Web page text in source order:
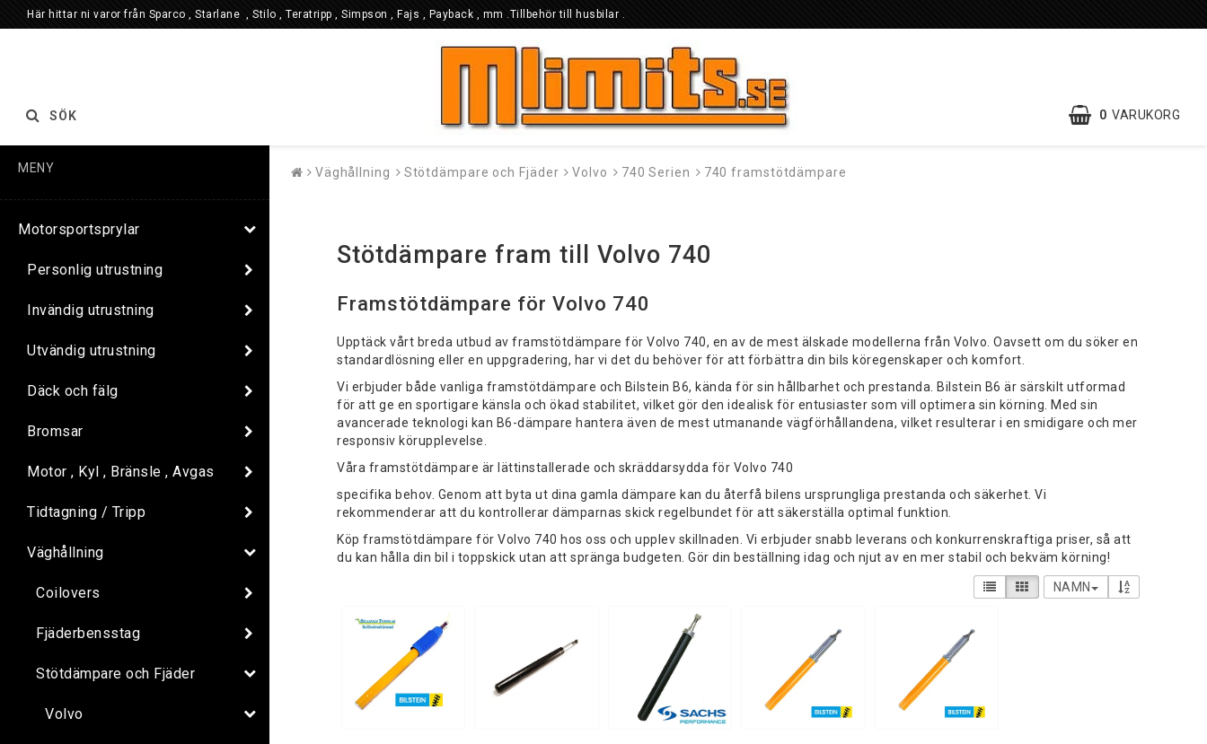
Här hittar ni varor från Sparco , Starlane , Stilo , Teratripp , Simpson , Fajs , Payback , mm .Tillbehör till husbilar .
0 VARUKORG
SÖK
MENY
Motorsportsprylar
Personlig utrustning
Invändig utrustning
Utvändig utrustning
Däck och fälg
Bromsar
Motor , Kyl , Bränsle , Avgas
Tidtagning / Tripp
Väghållning
Coilovers
Fjäderbensstag
Stötdämpare och Fjäder
Volvo
Väghållning Stötdämpare och Fjäder Volvo 740 Serien 740 framstötdämpare
Stötdämpare fram till Volvo 740
Framstötdämpare för Volvo 740
Upptäck vårt breda utbud av framstötdämpare för Volvo 740, en av de mest älskade modellerna från Volvo. Oavsett om du söker en
standardlösning eller en uppgradering, har vi det du behöver för att förbättra din bils köregenskaper och komfort.
Vi erbjuder både vanliga framstötdämpare och Bilstein B6, kända för sin hållbarhet och prestanda. Bilstein B6 är särskilt utformad
för att ge en sportigare känsla och ökad stabilitet, vilket gör den idealisk för entusiaster som vill optimera sin körning. Med sin
avancerade teknologi kan B6-dämpare hantera även de mest utmanande vägförhållandena, vilket resulterar i en smidigare och mer
responsiv körupplevelse.
Våra framstötdämpare är lättinstallerade och skräddarsydda för Volvo 740
specifika behov. Genom att byta ut dina gamla dämpare kan du återfå bilens ursprungliga prestanda och säkerhet. Vi
rekommenderar att du kontrollerar dämparnas skick regelbundet för att säkerställa optimal funktion.
Köp framstötdämpare för Volvo 740 hos oss och upplev skillnaden. Vi erbjuder snabb leverans och konkurrenskraftiga priser, så att
du kan hålla din bil i toppskick utan att spränga budgeten. Gör din beställning idag och njut av en mer stabil och bekväm körning!
NAMN